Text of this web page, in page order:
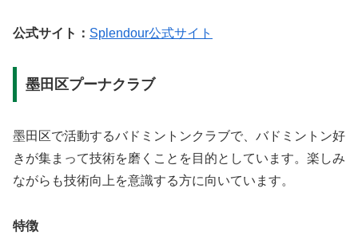
公式サイト： Splendour公式サイト
墨田区プーナクラブ
墨田区で活動するバドミントンクラブで、バドミントン好
きが集まって技術を磨くことを目的としています。楽しみ
ながらも技術向上を意識する方に向いています。
特徴